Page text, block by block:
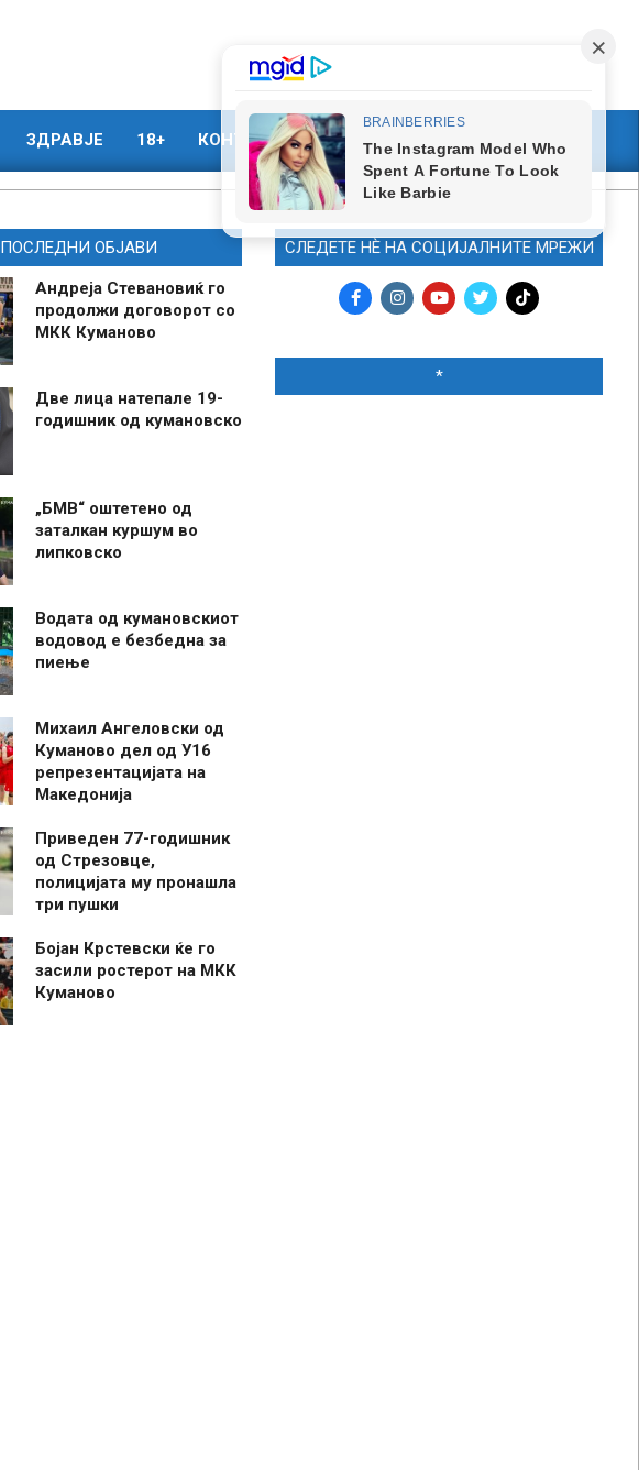
ЗДРАВЈЕ 18+ КОНТАКТ МАРКЕТИНГ
ПОСЛЕДНИ ОБЈАВИ
Андреја Стевановиќ го
продолжи договорот со
МКК Куманово
Две лица натепале 19-
годишник од кумановско
„БМВ“ оштетено од
заталкан куршум во
липковско
Водата од кумановскиот
водовод е безбедна за
пиење
Михаил Ангеловски од
Куманово дел од У16
репрезентацијата на
Македонија
Приведен 77-годишник
од Стрезовце,
полицијата му пронашла
три пушки
Бојан Крстевски ќе го
засили ростерот на МКК
Куманово
СЛЕДЕТЕ НЀ НА СОЦИЈАЛНИТЕ МРЕЖИ
*